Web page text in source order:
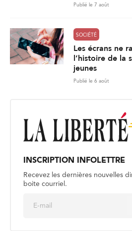
Publié le 7 août
SOCIÉTÉ
Les écrans ne
l’histoire de la
jeunes
Publié le 6 août
INSCRIPTION INFOLETTRE
Recevez les dernières nouvelles
boite courriel.